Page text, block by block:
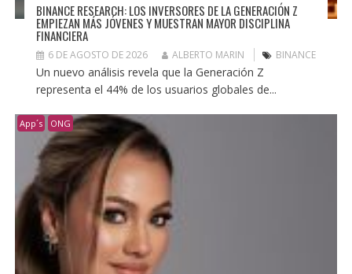
BINANCE RESEARCH: LOS INVERSORES DE LA GENERACIÓN Z
EMPIEZAN MÁS JÓVENES Y MUESTRAN MAYOR DISCIPLINA
FINANCIERA
6 DE AGOSTO DE 2026 ALBERTO MARIN BINANCE
Un nuevo análisis revela que la Generación Z
representa el 44% de los usuarios globales de...
App´s ONG